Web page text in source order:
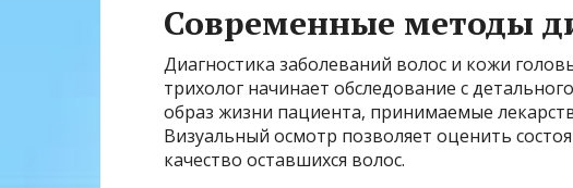
Современные методы
Диагностика заболеваний волос и кожи
трихолог начинает обследование с
образ жизни пациента, принимаемые
Визуальный осмотр позволяет оценить
качество оставшихся волос.